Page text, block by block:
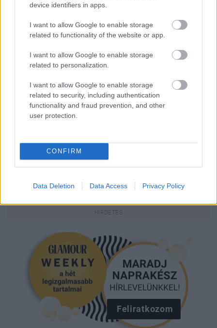
device identifiers in apps.
I want to allow Google to enable storage
related to functionality of the website or app.
I want to allow Google to enable storage
related to personalization.
I want to allow Google to enable storage
related to security, including authentication
functionality and fraud prevention, and other
user protection.
CONFIRM
Data Deletion Data Access Privacy Policy
Feliratkozom